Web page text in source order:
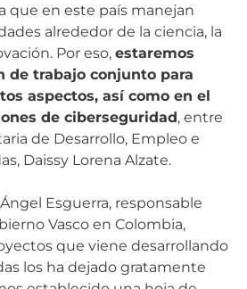
que en este país manejan
alrededor de la ciencia, la
Por eso, estaremos
de trabajo conjunto para
aspectos, así como en el
de ciberseguridad, entre
de Desarrollo, Empleo e
Daissy Lorena Alzate.
Esguerra, responsable
Vasco en Colombia,
que viene desarrollando
los ha dejado gratamente